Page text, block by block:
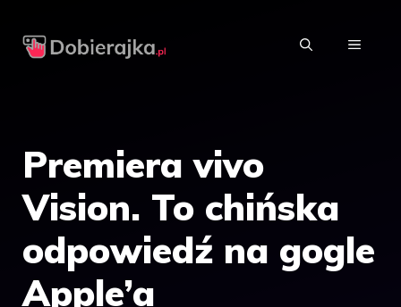
MENU
Premiera vivo
Vision. To chińska
odpowiedź na gogle
Apple’a